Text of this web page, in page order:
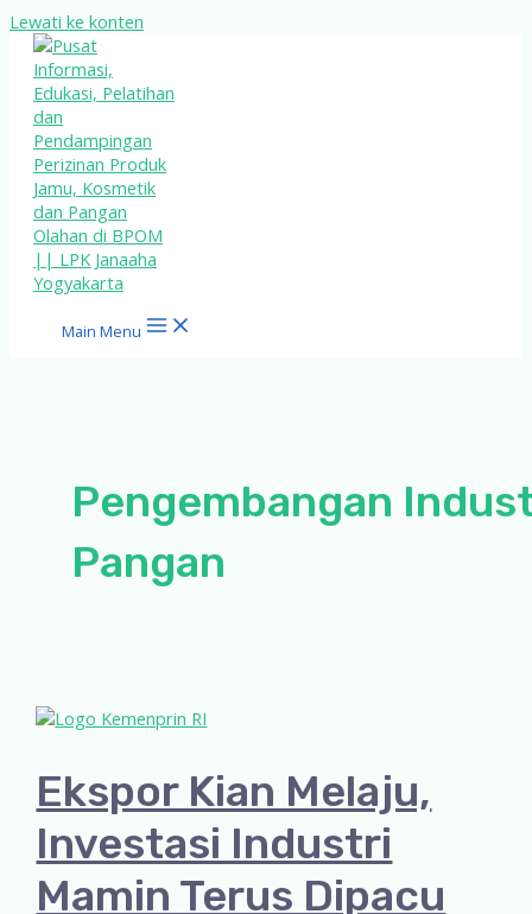
Lewati ke konten
Main Menu
Pengembangan
Pangan
Ekspor Kian Melaju,
Investasi Industri
Mamin Terus Dipacu